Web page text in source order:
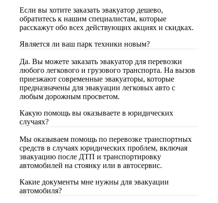
Если вы хотите заказать эвакуатор дешево,
обратитесь к нашим специалистам, которые
расскажут обо всех действующих акциях и скидках.
Является ли ваш парк техники новым?
Да. Вы можете заказать эвакуатор для перевозки
любого легкового и грузового транспорта. На вызов
приезжают современные эвакуаторы, которые
предназначены для эвакуации легковых авто с
любым дорожным просветом.
Какую помощь вы оказываете в юридических
случаях?
Мы оказываем помощь по перевозке транспортных
средств в случаях юридических проблем, включая
эвакуацию после ДТП и транспортировку
автомобилей на стоянку или в автосервис.
Какие документы мне нужны для эвакуации
автомобиля?